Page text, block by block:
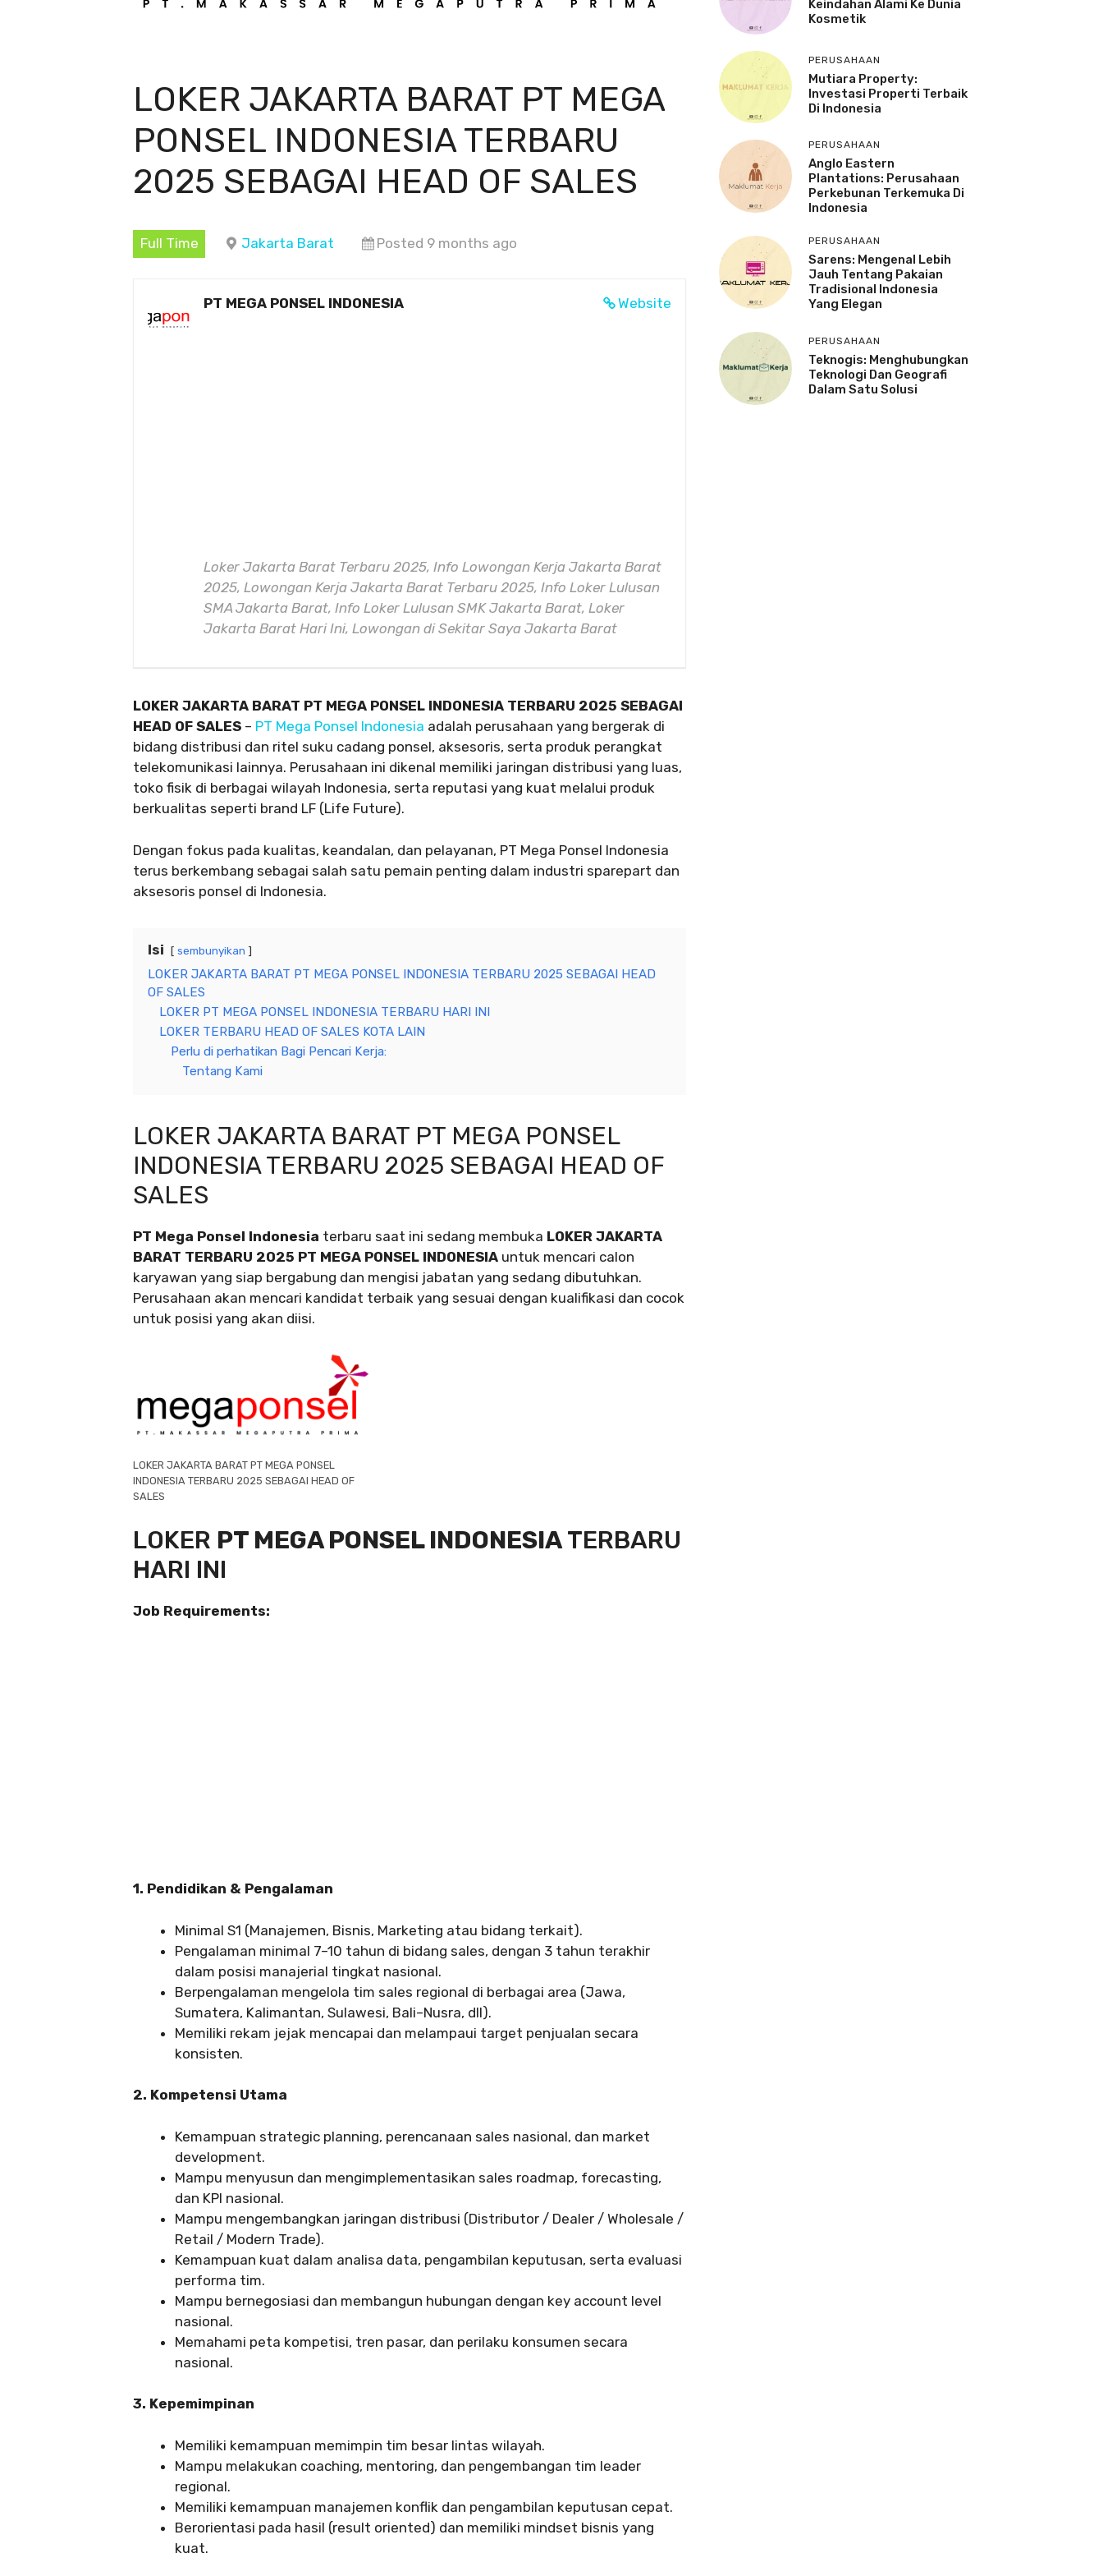
LOKER JAKARTA BARAT PT MEGA
PONSEL INDONESIA TERBARU
2025 SEBAGAI HEAD OF SALES
Full Time Jakarta Barat Posted 9 months ago
Website
PT MEGA PONSEL INDONESIA
Loker Jakarta Barat Terbaru 2025, Info Lowongan Kerja Jakarta Barat
2025, Lowongan Kerja Jakarta Barat Terbaru 2025, Info Loker Lulusan
SMA Jakarta Barat, Info Loker Lulusan SMK Jakarta Barat, Loker
Jakarta Barat Hari Ini, Lowongan di Sekitar Saya Jakarta Barat
LOKER JAKARTA BARAT PT MEGA PONSEL INDONESIA TERBARU 2025 SEBAGAI
HEAD OF SALES – PT Mega Ponsel Indonesia adalah perusahaan yang bergerak di
bidang distribusi dan ritel suku cadang ponsel, aksesoris, serta produk perangkat
telekomunikasi lainnya. Perusahaan ini dikenal memiliki jaringan distribusi yang luas,
toko fisik di berbagai wilayah Indonesia, serta reputasi yang kuat melalui produk
berkualitas seperti brand LF (Life Future).
Dengan fokus pada kualitas, keandalan, dan pelayanan, PT Mega Ponsel Indonesia
terus berkembang sebagai salah satu pemain penting dalam industri sparepart dan
aksesoris ponsel di Indonesia.
Isi sembunyikan
LOKER JAKARTA BARAT PT MEGA PONSEL INDONESIA TERBARU 2025 SEBAGAI HEAD
OF SALES
LOKER PT MEGA PONSEL INDONESIA TERBARU HARI INI
LOKER TERBARU HEAD OF SALES KOTA LAIN
Perlu di perhatikan Bagi Pencari Kerja:
Tentang Kami
LOKER JAKARTA BARAT PT MEGA PONSEL
INDONESIA TERBARU 2025 SEBAGAI HEAD OF
SALES
PT Mega Ponsel Indonesia terbaru saat ini sedang membuka LOKER JAKARTA
BARAT TERBARU 2025 PT MEGA PONSEL INDONESIA untuk mencari calon
karyawan yang siap bergabung dan mengisi jabatan yang sedang dibutuhkan.
Perusahaan akan mencari kandidat terbaik yang sesuai dengan kualifikasi dan cocok
untuk posisi yang akan diisi.
LOKER JAKARTA BARAT PT MEGA PONSEL
INDONESIA TERBARU 2025 SEBAGAI HEAD OF
SALES
LOKER PT MEGA PONSEL INDONESIATERBARU
HARI INI
Job Requirements:
1. Pendidikan & Pengalaman
Minimal S1 (Manajemen, Bisnis, Marketing atau bidang terkait).
Pengalaman minimal 7–10 tahun di bidang sales, dengan 3 tahun terakhir
dalam posisi manajerial tingkat nasional.
Berpengalaman mengelola tim sales regional di berbagai area (Jawa,
Sumatera, Kalimantan, Sulawesi, Bali–Nusra, dll).
Memiliki rekam jejak mencapai dan melampaui target penjualan secara
konsisten.
2. Kompetensi Utama
Kemampuan strategic planning, perencanaan sales nasional, dan market
development.
Mampu menyusun dan mengimplementasikan sales roadmap, forecasting,
dan KPI nasional.
Mampu mengembangkan jaringan distribusi (Distributor / Dealer / Wholesale /
Retail / Modern Trade).
Kemampuan kuat dalam analisa data, pengambilan keputusan, serta evaluasi
performa tim.
Mampu bernegosiasi dan membangun hubungan dengan key account level
nasional.
Memahami peta kompetisi, tren pasar, dan perilaku konsumen secara
nasional.
3. Kepemimpinan
Memiliki kemampuan memimpin tim besar lintas wilayah.
Mampu melakukan coaching, mentoring, dan pengembangan tim leader
regional.
Memiliki kemampuan manajemen konflik dan pengambilan keputusan cepat.
Berorientasi pada hasil (result oriented) dan memiliki mindset bisnis yang
kuat.
Keindahan Alami Ke Dunia
Kosmetik
PERUSAHAAN
Mutiara Property:
Investasi Properti Terbaik
Di Indonesia
PERUSAHAAN
Anglo Eastern
Plantations: Perusahaan
Perkebunan Terkemuka Di
Indonesia
PERUSAHAAN
Sarens: Mengenal Lebih
Jauh Tentang Pakaian
Tradisional Indonesia
Yang Elegan
PERUSAHAAN
Teknogis: Menghubungkan
Teknologi Dan Geografi
Dalam Satu Solusi